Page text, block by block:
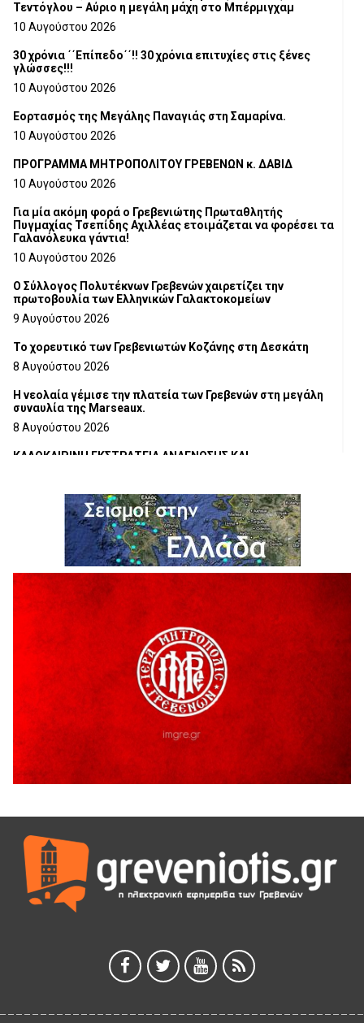
Τεντόγλου – Αύριο η μεγάλη μάχη στο Μπέρμιγχαμ
10 Αυγούστου 2026
30 χρόνια ΄΄Επίπεδο΄΄!! 30 χρόνια επιτυχίες στις ξένες
γλώσσες!!!
10 Αυγούστου 2026
Εορτασμός της Μεγάλης Παναγιάς στη Σαμαρίνα.
10 Αυγούστου 2026
ΠΡΟΓΡΑΜΜΑ ΜΗΤΡΟΠΟΛΙΤΟΥ ΓΡΕΒΕΝΩΝ κ. ΔΑΒΙΔ
10 Αυγούστου 2026
Για μία ακόμη φορά ο Γρεβενιώτης Πρωταθλητής
Πυγμαχίας Τσεπίδης Αχιλλέας ετοιμάζεται να φορέσει τα
Γαλανόλευκα γάντια!
10 Αυγούστου 2026
Ο Σύλλογος Πολυτέκνων Γρεβενών χαιρετίζει την
πρωτοβουλία των Ελληνικών Γαλακτοκομείων
9 Αυγούστου 2026
Το χορευτικό των Γρεβενιωτών Κοζάνης στη Δεσκάτη
8 Αυγούστου 2026
Η νεολαία γέμισε την πλατεία των Γρεβενών στη μεγάλη
συναυλία της Marseaux.
8 Αυγούστου 2026
ΚΑΛΟΚΑΙΡΙΝΗ ΕΚΣΤΡΑΤΕΙΑ ΑΝΑΓΝΩΣΗΣ ΚΑΙ
Τα δρομολόγια των Κινητών Αστυνομικών Μονάδων (από
10-08-2026 έως 16-08-2026
7 Αυγούστου 2026
Δωρεά ειδών ιματισμού από τον Σύλλογο Αλληλεγγύης και
Εθελοντισμού Γρεβενών «Ελπίδα», στο Γραφείο
Αντιμετώπισης Ενδοοικογενειακής Βίας του Αστυνομικού
Τμήματος Γρεβενών
7 Αυγούστου 2026
Αυτό το καλοκαίρι, ο θρυλικός Αρσέν Λουπέν γυρίζει την
Ελλάδα με μια θεατρική παράσταση για όλη την
οικογένεια, όπου το τέλος το αποφασίζεις εσύ!
“ΠΟΛΙΤΙΣΤΙΚΟ ΚΑΛΟΚΑΙΡΙ 2026”: Η MARSEAUX LIVE στα
Γρεβενά.
6 Αυγούστου 2026
Υπογραφή Μνημονίου Συνεργασίας του Πανεπιστημίου
6 Αυγούστου 2026
Σε απόγνωση λόγω αδέσποτων
6 Αυγούστου 2026
ΔΙΑΚΟΠΗ ΗΛΕΚΤΡΙΚΟΥ ΡΕΥΜΑΤΟΣ
6 Αυγούστου 2026